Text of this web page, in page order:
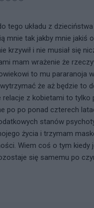
tego układu z
mnie tak jakby mnie jakiś
krzywił i nie musiał się
mam wrażenie że
to mu pararanoja
że aż będzie to
z kobietami to tylko
po po ponad czterech
stanów
życia i trzymam
Wiem coś o tym kiedy
się samemu po